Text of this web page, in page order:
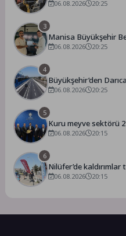
Asfalt Çalışmasını
06.08.2026 20:25
3
Manisa Büyükşehir
Sertifikasını Aldı
06.08.2026 20:25
4
Büyükşehir’den
06.08.2026 20:25
5
Kuru meyve sektörü
Ankara’dan destek
06.08.2026 20:15
6
Nilüfer’de kaldırımlar
06.08.2026 20:15